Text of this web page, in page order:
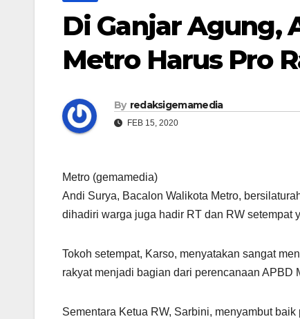
Di Ganjar Agung,
Metro Harus Pro
By redaksigemamedia
FEB 15, 2020
Metro (gemamedia)
Andi Surya, Bacalon Walikota Metro,
dihadiri warga juga hadir RT dan RW setempat
Tokoh setempat, Karso, menyatakan sangat
rakyat menjadi bagian dari perencanaan APBD
Sementara Ketua RW, Sarbini, menyambut